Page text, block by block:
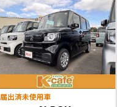
届出済未使用車